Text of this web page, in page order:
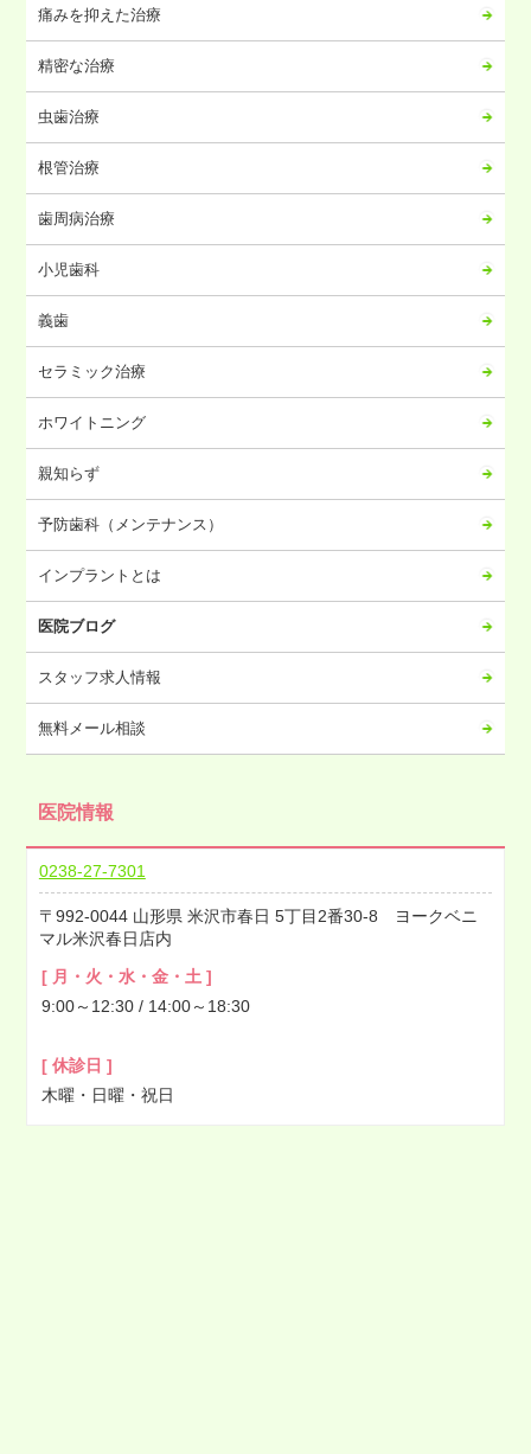
2024年06月
2024年05月
2024年04月
2024年03月
2024年02月
2024年01月
2023年12月
2023年11月
2023年10月
2023年09月
2023年08月
2023年07月
2023年06月
2023年05月
2023年04月
2023年03月
2023年02月
2023年01月
2022年11月
2022年07月
2022年06月
2022年05月
2022年04月
2022年03月
2022年02月
2021年12月
2021年11月
2021年10月
痛みを抑えた治療
精密な治療
虫歯治療
根管治療
歯周病治療
小児歯科
義歯
セラミック治療
ホワイトニング
親知らず
予防歯科（メンテナンス）
インプラントとは
医院ブログ
スタッフ求人情報
無料メール相談
医院情報
0238-27-7301
992-0044 山形県 米沢市春日 5丁目2番30-8 ヨークベニ
マル米沢春日店内
[ 月・火・水・金・土 ]
9:00～12:30 / 14:00～18:30
[ 休診日 ]
木曜・日曜・祝日